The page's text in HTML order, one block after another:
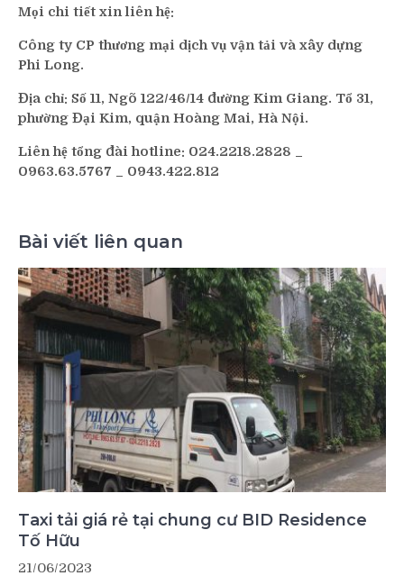
Mọi chi tiết xin liên hệ:
Công ty CP thương mại dịch vụ vận tải và xây dựng
Phi Long.
Địa chỉ: Số 11, Ngõ 122/46/14 đường Kim Giang. Tổ 31,
phường Đại Kim, quận Hoàng Mai, Hà Nội.
Liên hệ tổng đài hotline: 024.2218.2828 _
0963.63.5767 _ 0943.422.812
Bài viết liên quan
Taxi tải giá rẻ tại chung cư BID Residence
Tố Hữu
21/06/2023